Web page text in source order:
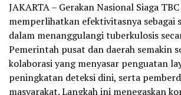
JAKARTA – Gerakan Nasional Siaga
memperlihatkan efektivitasnya sebagai
dalam menanggulangi tuberkulosis
Pemerintah pusat dan daerah semakin
kolaborasi yang menyasar penguatan
peningkatan deteksi dini, serta
masyarakat. Langkah ini menegaskan